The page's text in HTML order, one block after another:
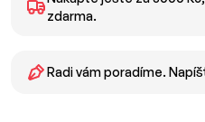
zdarma.
Radi vám poradíme.